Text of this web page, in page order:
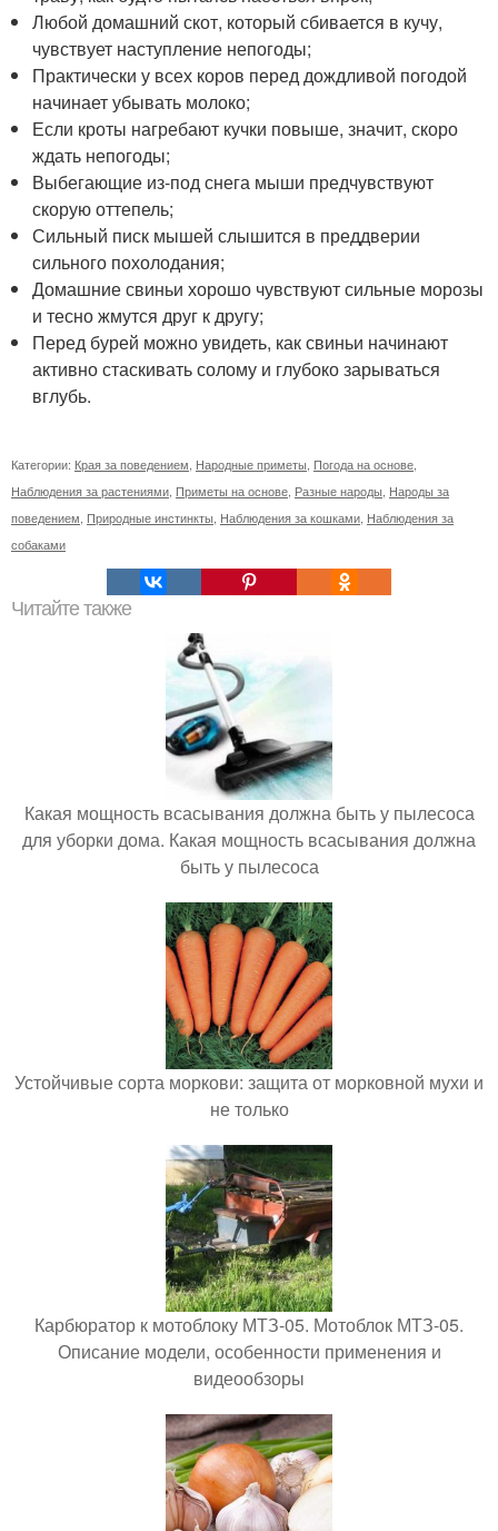
Любой домашний скот, который сбивается в кучу,
чувствует наступление непогоды;
Практически у всех коров перед дождливой погодой
начинает убывать молоко;
Если кроты нагребают кучки повыше, значит, скоро
ждать непогоды;
Выбегающие из-под снега мыши предчувствуют
скорую оттепель;
Сильный писк мышей слышится в преддверии
сильного похолодания;
Домашние свиньи хорошо чувствуют сильные морозы
и тесно жмутся друг к другу;
Перед бурей можно увидеть, как свиньи начинают
активно стаскивать солому и глубоко зарываться
вглубь.
Категории: Края за поведением, Народные приметы, Погода на основе,
Наблюдения за растениями, Приметы на основе, Разные народы, Народы за
поведением, Природные инстинкты, Наблюдения за кошками, Наблюдения за
собаками
Читайте также
Какая мощность всасывания должна быть у пылесоса
для уборки дома. Какая мощность всасывания должна
быть у пылесоса
Устойчивые сорта моркови: защита от морковной мухи и
не только
Карбюратор к мотоблоку МТЗ-05. Мотоблок МТЗ-05.
Описание модели, особенности применения и
видеообзоры